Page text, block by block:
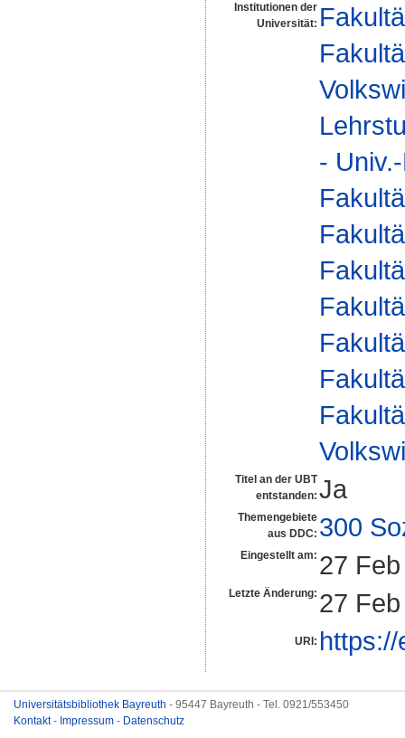
Institutionen der
Universität:
-
Titel an der UBT
entstanden: Ja
Themengebiete
aus DDC: 300
Eingestellt am: 27
Letzte Änderung: 27
URI:
Universitätsbibliothek Bayreuth - 95447 Bayreuth - Tel. 0921/553450
Kontakt- Impressum - Datenschutz